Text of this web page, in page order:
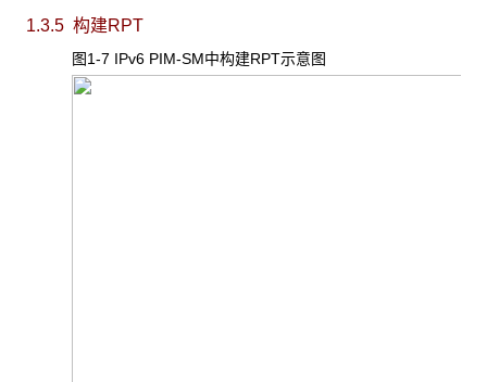
1.3.5 构建RPT
图1-7 IPv6 PIM-SM中构建RPT示意图